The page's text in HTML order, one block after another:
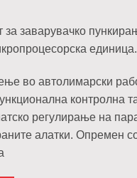
заварувачко
единица.
во автолимарски
контролна
регулирање на
алатки. Опремен